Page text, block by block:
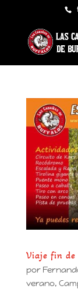
Viaje fin de
por
verano,